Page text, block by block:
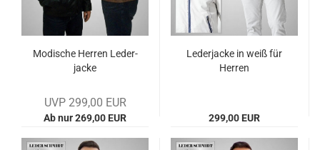
Mo­di­sche Her­ren Le­der­
ja­cke
UVP 299,00 EUR
Ab nur 269,00 EUR
Le­der­ja­cke in weiß für
Her­ren
299,00 EUR